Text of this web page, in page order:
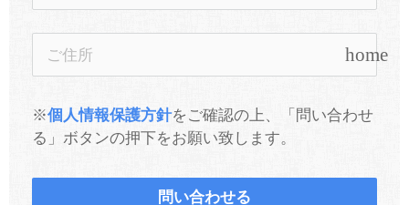
home
※個人情報保護方針をご確認の上、「問い合わせ
る」ボタンの押下をお願い致します。
問い合わせる